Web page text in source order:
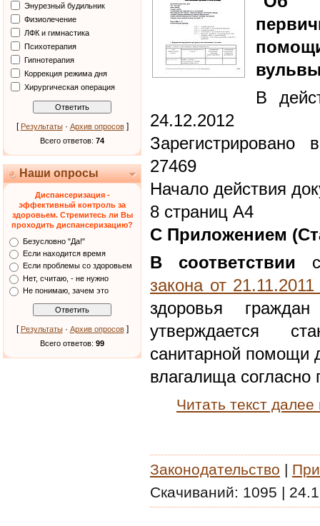
Энурезный будильник
Физиолечение
ЛФК и гимнастика
Психотерапия
Гипнотерапия
Коррекция режима дня
Хирургическая операция
[ Результаты· Архив опросов]
Всего ответов: 74
Наши опросы
Диспансеризация -
эффективный контроль за
здоровьем. Стремитесь ли Вы
проходить диспансеризацию?
Безусловно "Да!"
Если находится время
Если проблемы со здоровьем
Нет, считаю, - не нужно
Не понимаю, зачем это
[ Результаты· Архив опросов]
Всего ответов: 99
В
24.12.2012
27469
Начало действия
8 страниц А4
С Приложением
В соответствии
закона от
здоровья
утверждается
санитарной помощи
влагалища
Читать текст
Законодательство |
Скачиваний: 1095 |